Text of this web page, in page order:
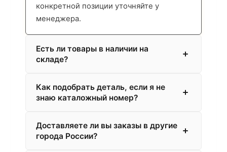
конкретной позиции уточняйте у
менеджера.
Есть ли товары в наличии на
складе?
Как подобрать деталь, если я не
знаю каталожный номер?
Доставляете ли вы заказы в другие
города России?